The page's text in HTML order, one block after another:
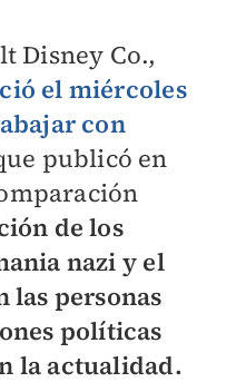
Disney Co.,
el miércoles
con
publicó en
de los
nazi y el
las personas
políticas
la actualidad.